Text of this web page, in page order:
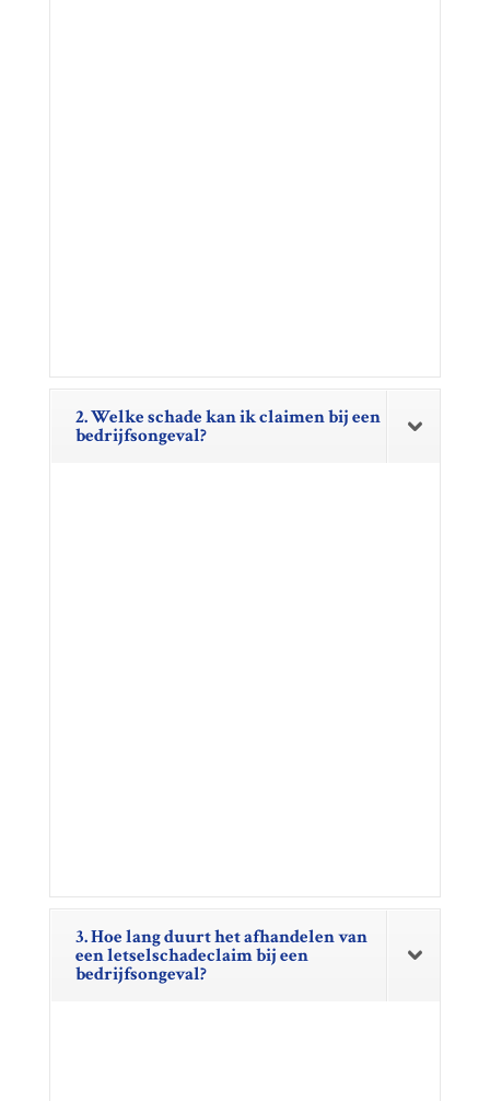
2. Welke schade kan ik claimen bij een
bedrijfsongeval?
3. Hoe lang duurt het afhandelen van
een letselschadeclaim bij een
bedrijfsongeval?